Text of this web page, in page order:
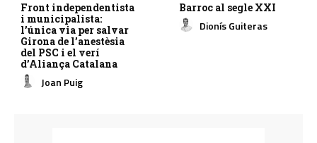
Front independentista
i municipalista:
l’única via per salvar
Girona de l’anestèsia
del PSC i el verí
d’Aliança Catalana
Joan Puig
Barroc al segle XXI
Dionís Guiteras